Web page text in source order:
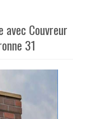
Couvreur
31